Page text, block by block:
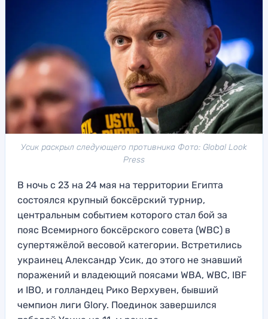
Усик раскрыл следующего противника Фото: Global Look
Press
В ночь с 23 на 24 мая на территории Египта
состоялся крупный боксёрский турнир,
центральным событием которого стал бой за
пояс Всемирного боксёрского совета (WBC) в
супертяжёлой весовой категории. Встретились
украинец Александр Усик, до этого не знавший
поражений и владеющий поясами WBA, WBC, IBF
и IBO, и голландец Рико Верхувен, бывший
чемпион лиги Glory. Поединок завершился